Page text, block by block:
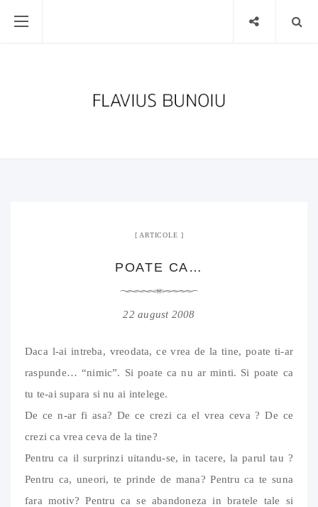
ARTICOLE
POATE CA…
22 august 2008
Daca l-ai intreba, vreodata, ce vrea de la tine, poate ti-ar
raspunde… “nimic”. Si poate ca nu ar minti. Si poate ca
tu te-ai supara si nu ai intelege.
De ce n-ar fi asa? De ce crezi ca el vrea ceva ? De ce
crezi ca vrea ceva de la tine?
Pentru ca il surprinzi uitandu-se, in tacere, la parul tau ?
Pentru ca, uneori, te prinde de mana? Pentru ca te suna
fara motiv? Pentru ca se abandoneza in bratele tale si